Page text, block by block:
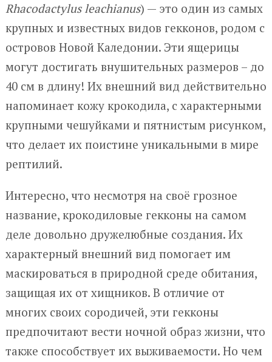
Rhacodactylus leachianus) — это один из самых
крупных и известных видов гекконов, родом с
островов Новой Каледонии. Эти ящерицы
могут достигать внушительных размеров – до
40 см в длину! Их внешний вид действительно
напоминает кожу крокодила, с характерными
крупными чешуйками и пятнистым рисунком,
что делает их поистине уникальными в мире
рептилий.
Интересно, что несмотря на своё грозное
название, крокодиловые гекконы на самом
деле довольно дружелюбные создания. Их
характерный внешний вид помогает им
маскироваться в природной среде обитания,
защищая их от хищников. В отличие от
многих своих сородичей, эти гекконы
предпочитают вести ночной образ жизни, что
также способствует их выживаемости. Но чем